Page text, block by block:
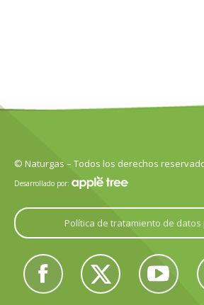
© Naturgas – Todos los derechos
Desarrollado por:
Política de tratamiento de
Encuéntranos en:
Facebook
Twitter
YouTube